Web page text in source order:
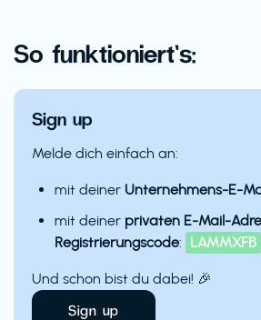
So funktioniert’s:
Sign up
Melde dich einfach an:
mit deiner Unternehmens-E-
mit deiner privaten E-Mail-
Registrierungscode: LAMMXFB
Und schon bist du dabei! 🎉
Sign up